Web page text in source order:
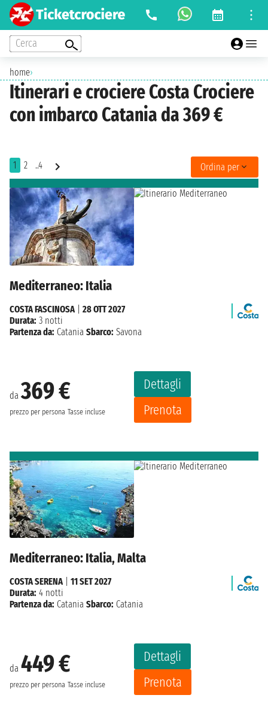
Cerca
home›
Itinerari e crociere Costa Crociere
con imbarco Catania da 369 €
1 2 ..4 Ordina per
Mediterraneo: Italia
da369 €
prezzo per persona Tasse incluse
Dettagli
Prenota
COSTA FASCINOSA
28 OTT 2027
Durata: 3 notti
Partenza da: Catania Sbarco: Savona
Mediterraneo: Italia, Malta
da 449 €
prezzo per persona Tasse incluse
Dettagli
Prenota
COSTA SERENA| 11 SET 2027
Durata: 4 notti
Partenza da: Catania Sbarco: Catania